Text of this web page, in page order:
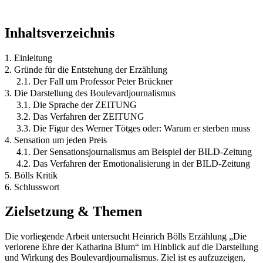
Inhaltsverzeichnis
1. Einleitung
2. Gründe für die Entstehung der Erzählung
2.1. Der Fall um Professor Peter Brückner
3. Die Darstellung des Boulevardjournalismus
3.1. Die Sprache der ZEITUNG
3.2. Das Verfahren der ZEITUNG
3.3. Die Figur des Werner Tötges oder: Warum er sterben muss
4. Sensation um jeden Preis
4.1. Der Sensationsjournalismus am Beispiel der BILD-Zeitung
4.2. Das Verfahren der Emotionalisierung in der BILD-Zeitung
5. Bölls Kritik
6. Schlusswort
Zielsetzung & Themen
Die vorliegende Arbeit untersucht Heinrich Bölls Erzählung „Die
verlorene Ehre der Katharina Blum“ im Hinblick auf die Darstellung
und Wirkung des Boulevardjournalismus. Ziel ist es aufzuzeigen,